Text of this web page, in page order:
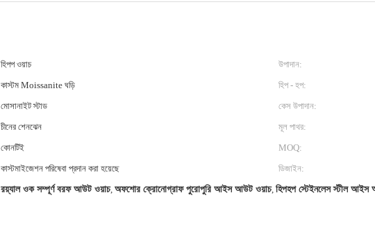
হিপপ ওয়াচ উপাদান:
কাস্টম Moissanite ঘড়ি হিপ - হপ:
মোসানাইট স্টাড কেস উপাদান:
চীনের শেনঝেন মূল পাথর:
কোনটিই MOQ:
কাস্টমাইজেশন পরিষেবা প্রদান করা হয়েছে ডিজাইন:
রয়্যাল ওক সম্পূর্ণ বরফ আউট ওয়াচ, অফশোর ক্রোনোগ্রাফ পুরোপুরি আইস আউট ওয়াচ, হিপহপ স্টেইনলেস স্টীল আইস